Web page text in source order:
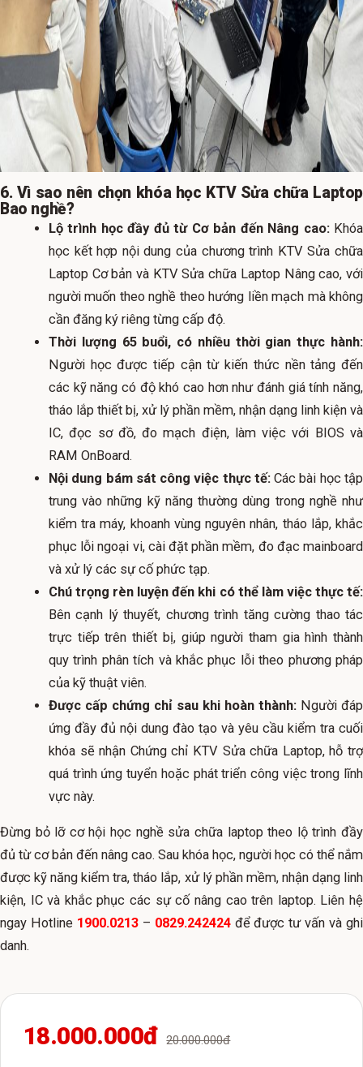
6. Vì sao nên chọn khóa học KTV Sửa chữa Laptop
Bao nghề?
Lộ trình học đầy đủ từ Cơ bản đến Nâng cao:Khóa
học kết hợp nội dung của chương trình KTV Sửa chữa
Laptop Cơ bản và KTV Sửa chữa Laptop Nâng cao, với
người muốn theo nghề theo hướng liền mạch mà không
cần đăng ký riêng từng cấp độ.
Thời lượng 65 buổi, có nhiều thời gian thực hành:
Người học được tiếp cận từ kiến thức nền tảng đến
các kỹ năng có độ khó cao hơn như đánh giá tính năng,
tháo lắp thiết bị, xử lý phần mềm, nhận dạng linh kiện và
IC, đọc sơ đồ, đo mạch điện, làm việc với BIOS và
RAM OnBoard.
Nội dung bám sát công việc thực tế:Các bài học tập
trung vào những kỹ năng thường dùng trong nghề như
kiểm tra máy, khoanh vùng nguyên nhân, tháo lắp, khắc
phục lỗi ngoại vi, cài đặt phần mềm, đo đạc mainboard
và xử lý các sự cố phức tạp.
Chú trọng rèn luyện đến khi có thể làm việc thực tế:
Bên cạnh lý thuyết, chương trình tăng cường thao tác
trực tiếp trên thiết bị, giúp người tham gia hình thành
quy trình phân tích và khắc phục lỗi theo phương pháp
của kỹ thuật viên.
Được cấp chứng chỉ sau khi hoàn thành: Người đáp
ứng đầy đủ nội dung đào tạo và yêu cầu kiểm tra cuối
khóa sẽ nhận Chứng chỉ KTV Sửa chữa Laptop, hỗ trợ
quá trình ứng tuyển hoặc phát triển công việc trong lĩnh
vực này.
Đừng bỏ lỡ cơ hội học nghề sửa chữa laptop theo lộ trình đầy
đủ từ cơ bản đến nâng cao. Sau khóa học, người học có thể nắm
được kỹ năng kiểm tra, tháo lắp, xử lý phần mềm, nhận dạng linh
kiện, IC và khắc phục các sự cố nâng cao trên laptop. Liên hệ
ngay Hotline 1900.0213– 0829.242424để được tư vấn và ghi
danh.
18.000.000đ 20.000.000đ